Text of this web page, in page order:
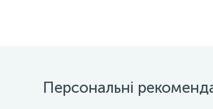
Персональні